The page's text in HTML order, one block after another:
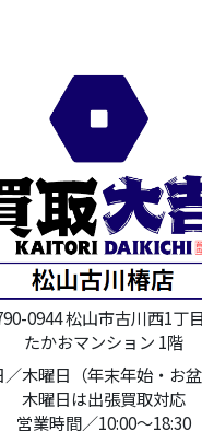
0944 松山市古川西1丁
たかおマンション 1階
木曜日（年末年始・お盆
木曜日は出張買取対応
営業時間／10:00～18:30